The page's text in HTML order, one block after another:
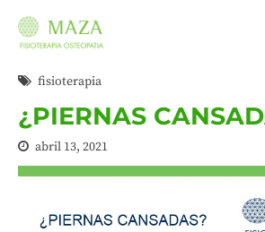
fisioterapia
¿PIERNAS
abril 13, 2021